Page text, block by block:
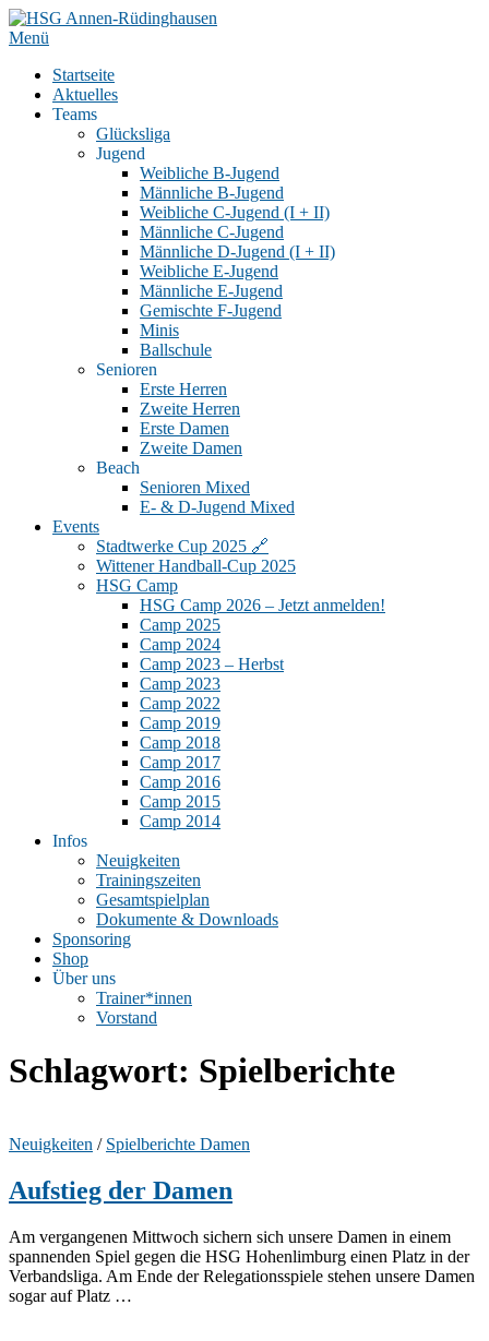
Zum
Inhalt
Menü
Startseite
Aktuelles
Teams
Glücksliga
Jugend
Weibliche B-Jugend
Männliche B-Jugend
Weibliche C-Jugend (I + II)
Männliche C-Jugend
Männliche D-Jugend (I + II)
Weibliche E-Jugend
Männliche E-Jugend
Gemischte F-Jugend
Minis
Ballschule
Senioren
Erste Herren
Zweite Herren
Erste Damen
Zweite Damen
Beach
Senioren Mixed
E- & D-Jugend Mixed
Events
Stadtwerke Cup 2025 🔗
Wittener Handball-Cup 2025
HSG Camp
HSG Camp 2026 – Jetzt anmelden!
Camp 2025
Camp 2024
Camp 2023 – Herbst
Camp 2023
Camp 2022
Camp 2019
Camp 2018
Camp 2017
Camp 2016
Camp 2015
Camp 2014
Infos
Neuigkeiten
Trainingszeiten
Gesamtspielplan
Dokumente & Downloads
Sponsoring
Shop
Über uns
Trainer*innen
Vorstand
Schlagwort: Spielberichte
Neuigkeiten / Spielberichte Damen
Aufstieg der Damen
Am vergangenen Mittwoch sichern sich unsere Damen in einem
spannenden Spiel gegen die HSG Hohenlimburg einen Platz in der
Verbandsliga. Am Ende der Relegationsspiele stehen unsere Damen
sogar auf Platz …